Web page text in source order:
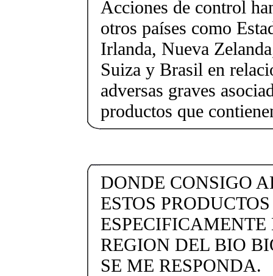
Acciones de control
otros países como
Irlanda, Nueva
Suiza y Brasil en
adversas graves
productos que
DONDE CONSIGO
ESTOS
ESPECIFICAMENTE
REGION DEL BIO
SE ME RESPONDA.